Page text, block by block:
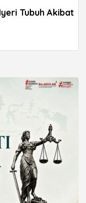
Tubuh Akibat